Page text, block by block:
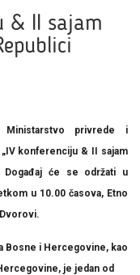
& II sajam
privrede i
„IV konferenciju & II sajam
Događaj će se održati u
u 10.00 časova, Etno
Bosne i Hercegovine, kao
je jedan od